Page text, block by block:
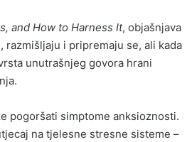
and How to Harness It, objašnjava
razmišljaju i pripremaju se, ali kada
unutrašnjeg govora hrani
pogoršati simptome anksioznosti.
na tjelesne stresne sisteme –